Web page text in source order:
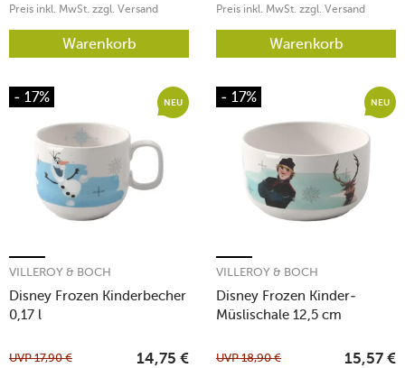
Preis inkl. MwSt. zzgl. Versand
Warenkorb
Preis inkl. MwSt. zzgl. Versand
Warenkorb
- 17% NEU
Disney Frozen Kinderbecher
0,17 l
VILLEROY & BOCH
UVP17,90 € 14,75 €
- 17% NEU
Disney Frozen Kinder-
Müslischale 12,5 cm
VILLEROY & BOCH
UVP18,90 € 15,57 €